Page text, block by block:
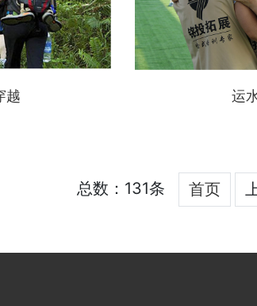
越 运
总数：131条 首页